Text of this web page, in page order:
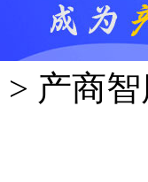
> 产商